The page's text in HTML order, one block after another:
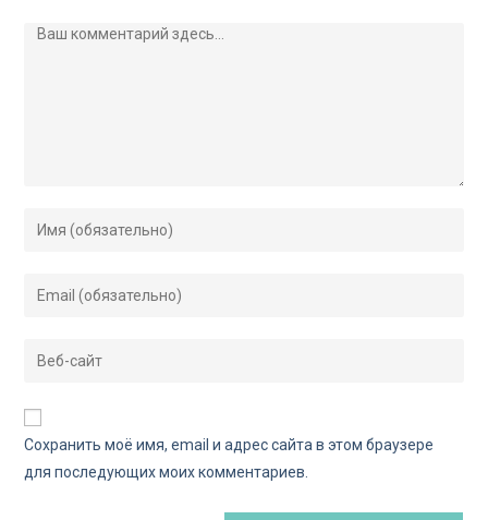
Сохранить моё имя, email и адрес сайта в этом браузере
для последующих моих комментариев.